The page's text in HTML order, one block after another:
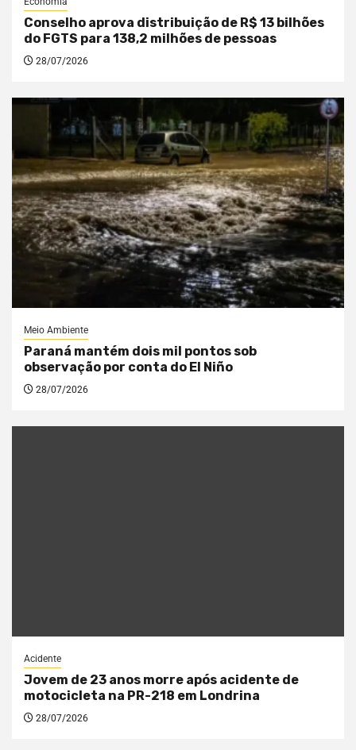
Conselho aprova distribuição de R$ 13 bilhões
do FGTS para 138,2 milhões de pessoas
28/07/2026
Meio Ambiente
Paraná mantém dois mil pontos sob
observação por conta do El Niño
28/07/2026
Acidente
Jovem de 23 anos morre após acidente de
motocicleta na PR-218 em Londrina
28/07/2026